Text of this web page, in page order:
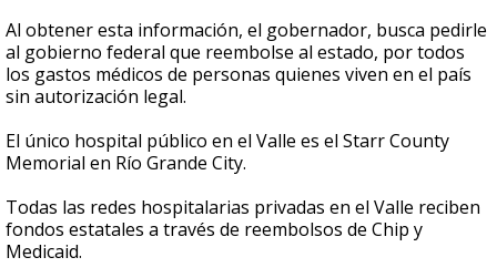
Al obtener esta información, el gobernador, busca pedirle
al gobierno federal que reembolse al estado, por todos
los gastos médicos de personas quienes viven en el país
sin autorización legal.
El único hospital público en el Valle es el Starr County
Memorial en Río Grande City.
Todas las redes hospitalarias privadas en el Valle reciben
fondos estatales a través de reembolsos de Chip y
Medicaid.